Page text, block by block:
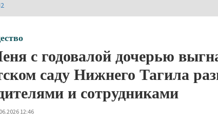
с годовалой дочерью
саду Нижнего Тагила
и сотрудниками
12:46